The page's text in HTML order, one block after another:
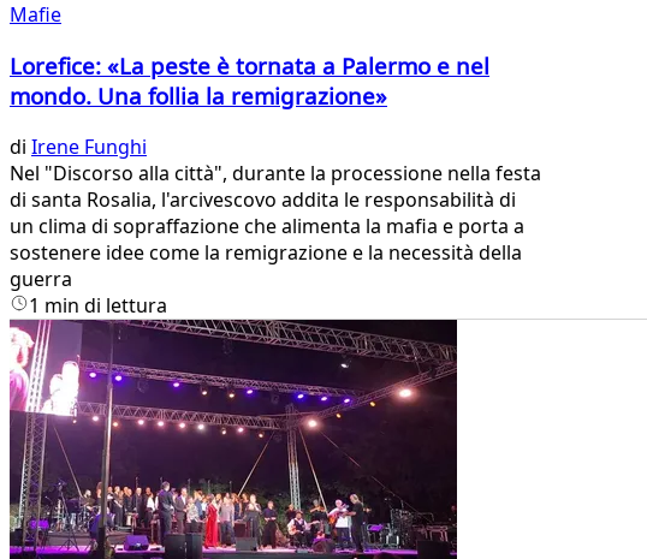
Mafie
Lorefice: «La peste è tornata a Palermo e nel
mondo. Una follia la remigrazione»
di Irene Funghi
Nel "Discorso alla città", durante la processione nella festa
di santa Rosalia, l'arcivescovo addita le responsabilità di
un clima di sopraffazione che alimenta la mafia e porta a
sostenere idee come la remigrazione e la necessità della
guerra
1 min di lettura